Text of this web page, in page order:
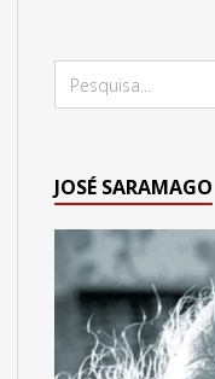
JOSÉ SARAMAGO